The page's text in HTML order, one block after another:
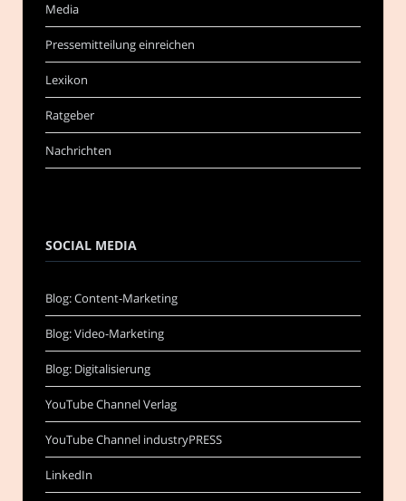
Media
Pressemitteilung einreichen
Lexikon
Ratgeber
Nachrichten
SOCIAL MEDIA
Blog: Content-Marketing
Blog: Video-Marketing
Blog: Digitalisierung
YouTube Channel Verlag
YouTube Channel industryPRESS
LinkedIn